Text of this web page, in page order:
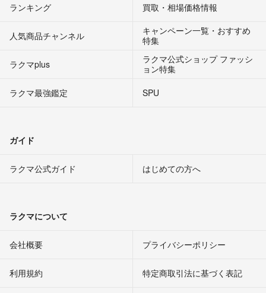
ランキング 買取・相場価格情報
人気商品チャンネル
キャンペーン一覧・おすすめ
特集
ラクマplus
ラクマ公式ショップ ファッシ
ョン特集
ラクマ最強鑑定
SPU
ガイド
ラクマ公式ガイド はじめての方へ
ラクマについて
会社概要 プライバシーポリシー
利用規約 特定商取引法に基づく表記